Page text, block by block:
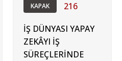
KAPAK 216
İŞ DÜNYASI YAPAY
ZEKÂYI İŞ
SÜREÇLERİNDE